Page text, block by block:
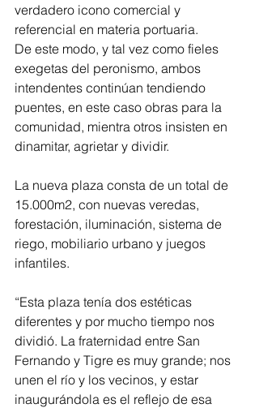
verdadero icono comercial y
referencial en materia portuaria.
De este modo, y tal vez como fieles
exegetas del peronismo, ambos
intendentes continúan tendiendo
puentes, en este caso obras para la
comunidad, mientra otros insisten en
dinamitar, agrietar y dividir.
La nueva plaza consta de un total de
15.000m2, con nuevas veredas,
forestación, iluminación, sistema de
riego, mobiliario urbano y juegos
infantiles.
“Esta plaza tenía dos estéticas
diferentes y por mucho tiempo nos
dividió. La fraternidad entre San
Fernando y Tigre es muy grande; nos
unen el río y los vecinos, y estar
inaugurándola es el reflejo de esa